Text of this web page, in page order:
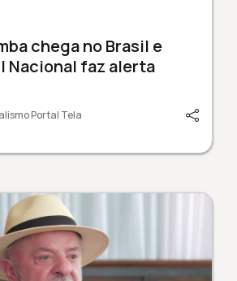
chega no Brasil e
Nacional faz alerta
Portal Tela